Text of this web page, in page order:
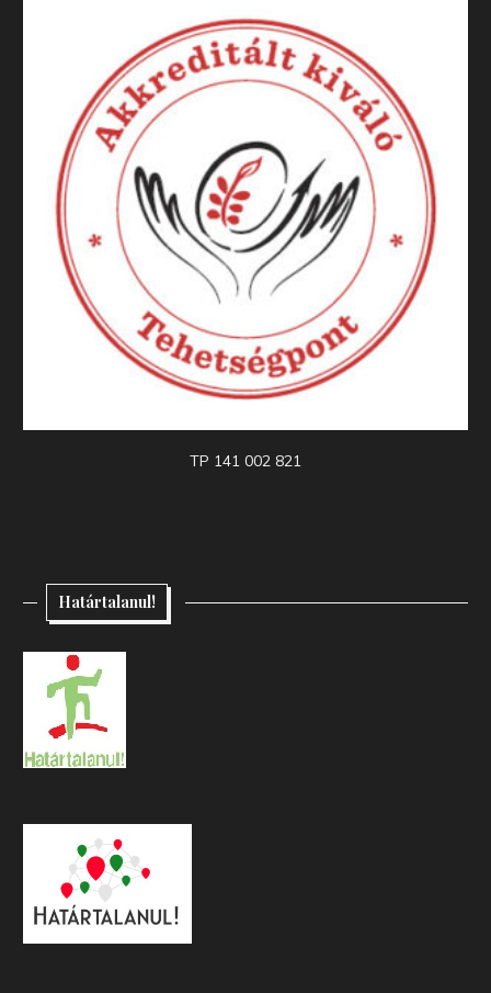
TP 141 002 821
Határtalanul!